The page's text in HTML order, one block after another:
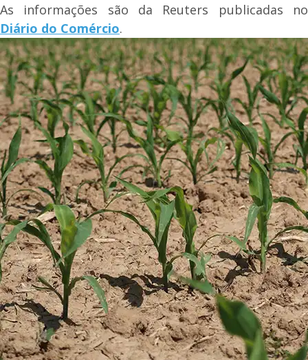
As informações são da Reuters publicadas no
Diário do Comércio.